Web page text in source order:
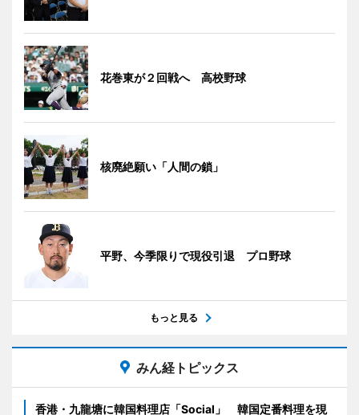
花巻東が２回戦へ 高校野球
核廃絶願い「人間の鎖」
平野、今季限りで現役引退 プロ野球
もっと見る
みん経トピックス
香港・九龍塘に韓国料理店「Social」 韓国定番料理を現